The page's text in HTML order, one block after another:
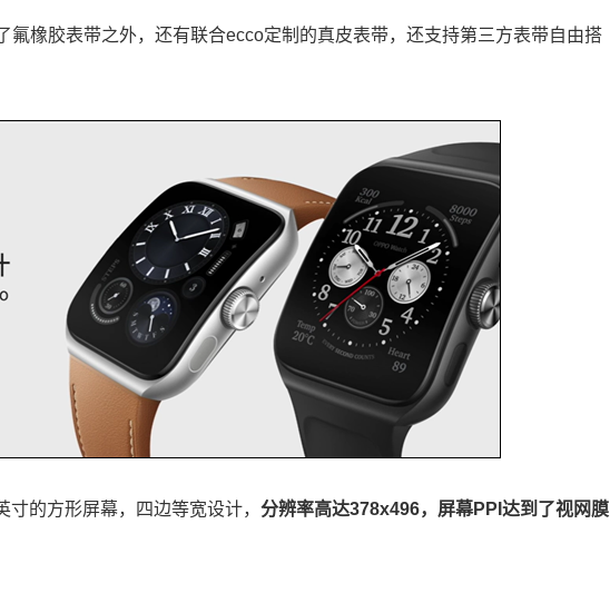
氟橡胶表带之外，还有联合ecco定制的真皮表带，还支持第三方表带自由搭
的方形屏幕，四边等宽设计， 分辨率高达378x496，屏幕PPI达到了视网膜